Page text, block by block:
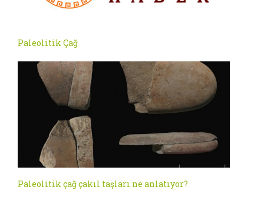
Paleolitik Çağ
Paleolitik çağ çakıl taşları ne anlatıyor?